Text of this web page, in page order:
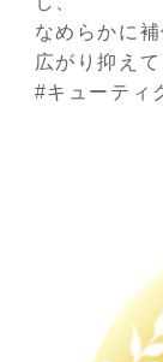
なめらかに補
広がり抑え
#キューティ